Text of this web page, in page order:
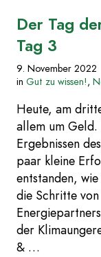
4“
Der Tag
Tag 3
9. November 2022
in Gut zu wissen!,
Heute, am
allem um Geld.
Ergebnissen
paar kleine
entstanden,
die Schritte
der
& …